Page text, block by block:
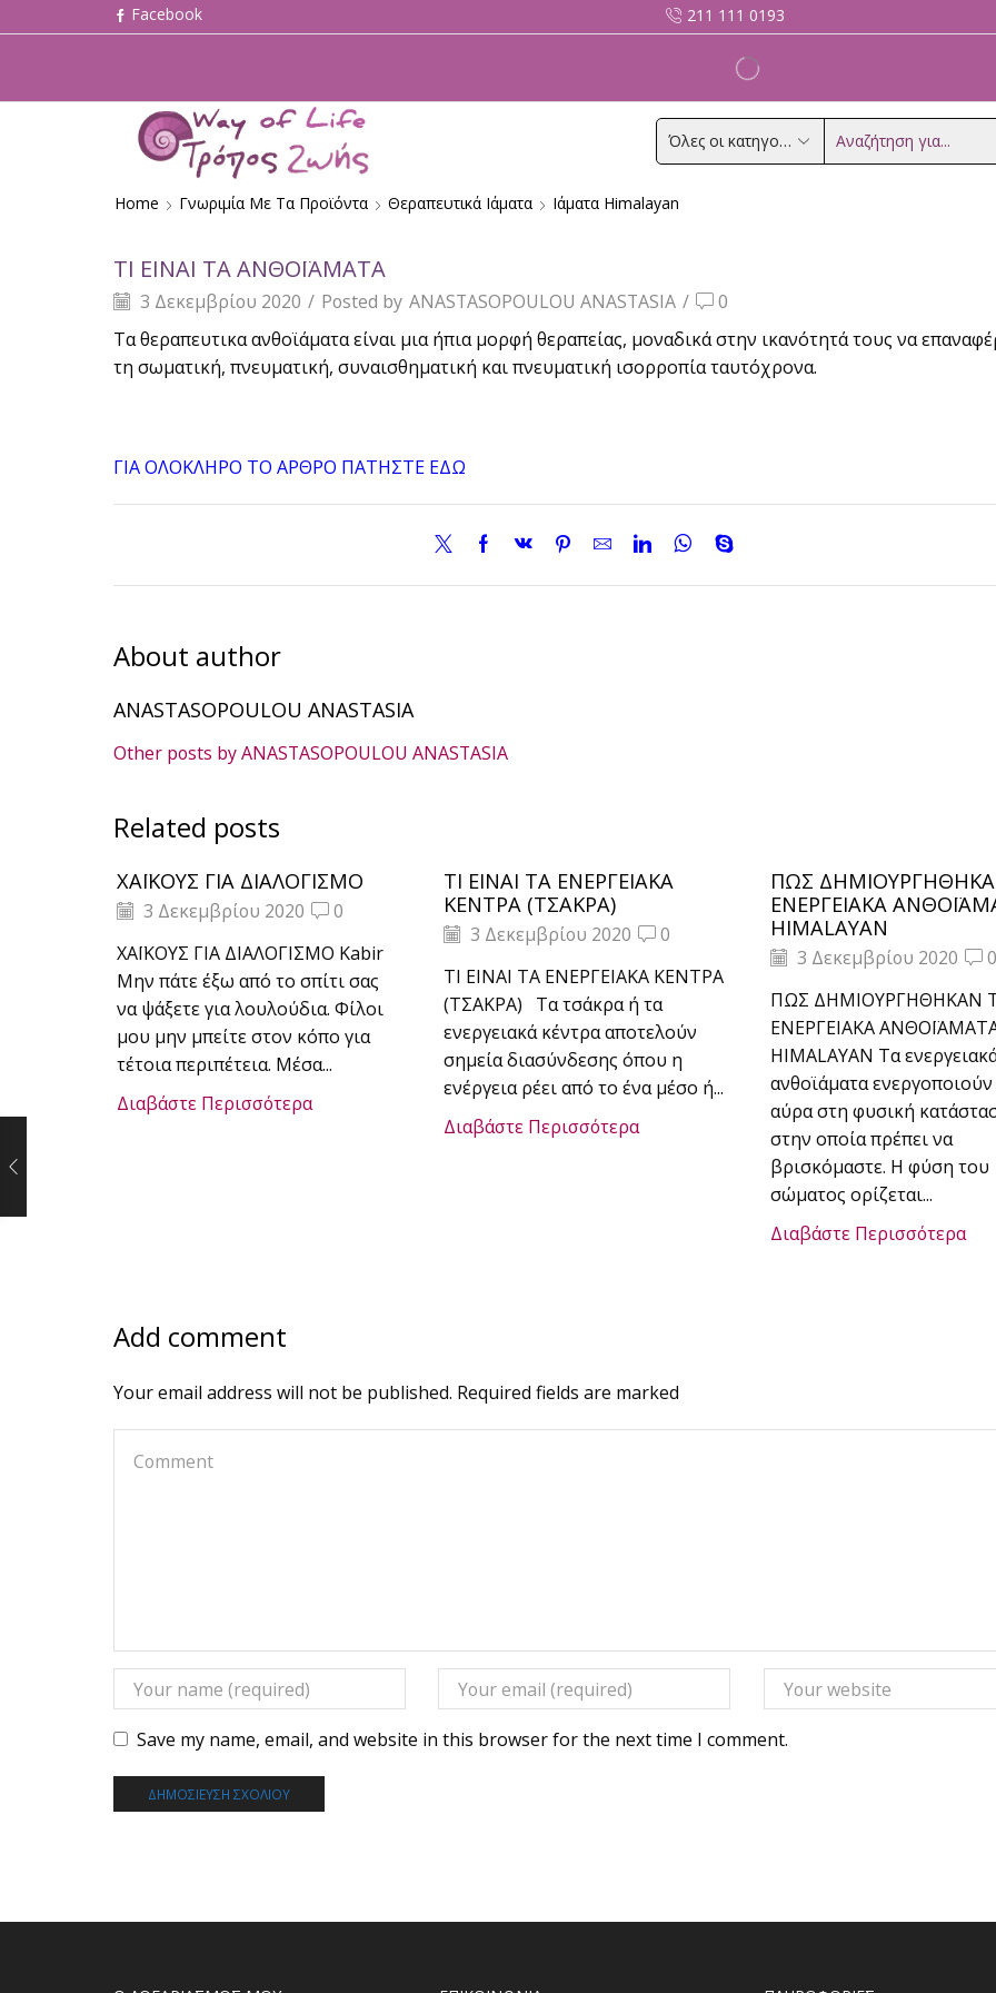
211 111 0193
Search
Home Γνωριμία Με Τα Προϊόντα Θεραπευτικά Ιάματα Ιάματα Himalayan
ΤΙ ΕΙΝΑΙ ΤΑ ΑΝΘΟΪΑΜΑΤΑ
3 Δεκεμβρίου 2020 / Posted by ANASTASOPOULOU ANASTASIA /
0
Τα θεραπευτικα ανθοϊάματα είναι μια ήπια μορφή θεραπείας, μοναδικά στην ικανότητά τους να
τη σωματική, πνευματική, συναισθηματική και πνευματική ισορροπία ταυτόχρονα.
ΓΙΑ ΟΛΟΚΛΗΡΟ ΤΟ ΑΡΘΡΟ ΠΑΤΗΣΤΕ ΕΔΩ
About author
ANASTASOPOULOU ANASTASIA
Other posts by ANASTASOPOULOU ANASTASIA
Related posts
ΧΑΪΚΟΥΣ ΓΙΑ ΔΙΑΛΟΓΙΣΜΟ
3 Δεκεμβρίου 2020
0
ΧΑΪΚΟΥΣ ΓΙΑ ΔΙΑΛΟΓΙΣΜΟ Kabir
Μην πάτε έξω από το σπίτι σας
να ψάξετε για λουλούδια. Φίλοι
μου μην μπείτε στον κόπο για
τέτοια περιπέτεια. Μέσα...
Διαβάστε Περισσότερα
ΤΙ ΕΙΝΑΙ ΤΑ ΕΝΕΡΓΕΙΑΚΑ
ΚΕΝΤΡΑ (ΤΣΑΚΡΑ)
3 Δεκεμβρίου 2020
0
ΤΙ ΕΙΝΑΙ ΤΑ ΕΝΕΡΓΕΙΑΚΑ ΚΕΝΤΡΑ
(ΤΣΑΚΡΑ) Τα τσάκρα ή τα
ενεργειακά κέντρα αποτελούν
σημεία διασύνδεσης όπου η
ενέργεια ρέει από το ένα μέσο ή...
Διαβάστε Περισσότερα
ΠΩΣ
ΕΝΕΡΓΕΙΑΚΑ
HIMALAYAN
3 Δεκεμβρίου 2020
0
ΠΩΣ ΔΗΜΙΟΥΡΓΗΘΗΚΑΝ
ΕΝΕΡΓΕΙΑΚΑ
HIMALAYAN Τα
ανθοϊάματα
αύρα στη φυσική
στην οποία πρέπει να
βρισκόμαστε. Η φύση του
σώματος ορίζεται...
Διαβάστε Περισσότερα
Add comment
Your email address will not be published. Required fields are marked
Save my name, email, and website in this browser for the next time I comment.